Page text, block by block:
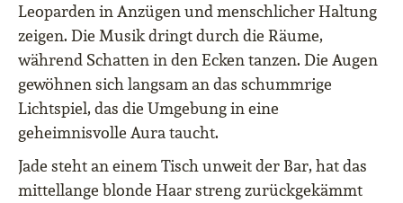
Leoparden in Anzügen und menschlicher Haltung
zeigen. Die Musik dringt durch die Räume,
während Schatten in den Ecken tanzen. Die Augen
gewöhnen sich langsam an das schummrige
Lichtspiel, das die Umgebung in eine
geheimnisvolle Aura taucht.
Jade steht an einem Tisch unweit der Bar, hat das
mittellange blonde Haar streng zurückgekämmt